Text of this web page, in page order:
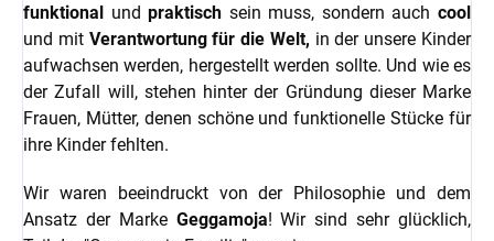
funktional undpraktisch sein muss, sondern auchcool
und mitVerantwortung für die Welt, in der unsere Kinder
aufwachsen werden, hergestellt werden sollte. Und wie es
der Zufall will, stehen hinter der Gründung dieser Marke
Frauen, Mütter, denen schöne und funktionelle Stücke für
ihre Kinder fehlten.
Wir waren beeindruckt von der Philosophie und dem
Ansatz der Marke Geggamoja! Wir sind sehr glücklich,